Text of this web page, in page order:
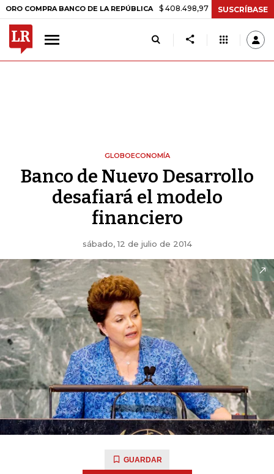
BANCO DE LA REPÚBLICA $ 408.498,97 +$ 8.753,81 +2,19%
SUSCRÍBASE
GLOBOECONOMÍA
Banco de Nuevo Desarrollo
desafiará el modelo
financiero
sábado, 12 de julio de 2014
GUARDAR